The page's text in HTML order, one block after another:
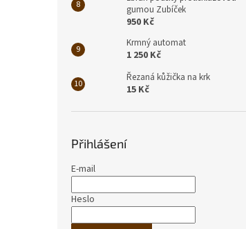
gumou Zubíček
950 Kč
Krmný automat
1 250 Kč
Řezaná kůžička na krk
15 Kč
Přihlášení
E-mail
Heslo